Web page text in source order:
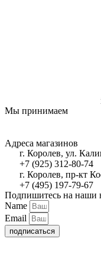
Мы принимаем
Адреса магазинов
г. Королев, ул.
+7 (925) 312-80-74
г. Королев, пр-кт
+7 (495) 197-79-67
Подпишитесь на наши
Name
Email
подписаться